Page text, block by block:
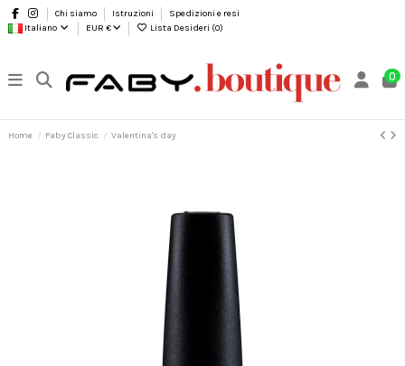
Chi siamo Istruzioni
Spedizioni e resi
Italiano
EUR € Lista Desideri (0)
0
Home Faby Classic Valentina's day